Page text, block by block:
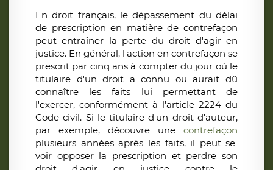
En droit français, le dépassement du délai
de prescription en matière de contrefaçon
peut entraîner la perte du droit d'agir en
justice. En général, l'action en contrefaçon se
prescrit par cinq ans à compter du jour où le
titulaire d'un droit a connu ou aurait dû
connaître les faits lui permettant de
l'exercer, conformément à l'article 2224 du
Code civil. Si le titulaire d'un droit d'auteur,
par exemple, découvre une contrefaçon
plusieurs années après les faits, il peut se
voir opposer la prescription et perdre son